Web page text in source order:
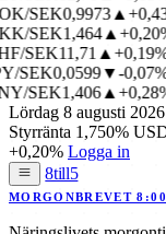
SEK0,9973
SEK1,464▲+0,20%
SEK11,71▲+0,19%
SEK0,0599▼-0,07%
SEK1,406▲+0,28%
Lördag 8 augusti 2026
Styrränta 1,750%
+0,20% Logga in
8till5
MORGONBREVET 8:00